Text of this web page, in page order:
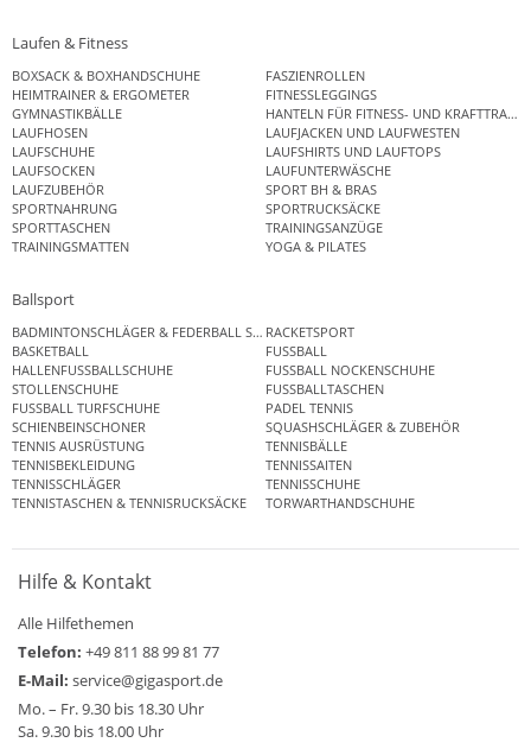
Laufen & Fitness
BOXSACK & BOXHANDSCHUHE
FASZIENROLLEN
HEIMTRAINER & ERGOMETER
FITNESSLEGGINGS
GYMNASTIKBÄLLE
HANTELN FÜR FITNESS- UND
LAUFHOSEN
LAUFJACKEN UND LAUFWESTEN
LAUFSCHUHE
LAUFSHIRTS UND LAUFTOPS
LAUFSOCKEN
LAUFUNTERWÄSCHE
LAUFZUBEHÖR
SPORT BH & BRAS
SPORTNAHRUNG
SPORTRUCKSÄCKE
SPORTTASCHEN
TRAININGSANZÜGE
TRAININGSMATTEN
YOGA & PILATES
Ballsport
BADMINTONSCHLÄGER & FEDERBALL SETSRACKETSPORT
BASKETBALL
FUSSBALL
HALLENFUSSBALLSCHUHE
FUSSBALL NOCKENSCHUHE
STOLLENSCHUHE
FUSSBALLTASCHEN
FUSSBALL TURFSCHUHE
PADEL TENNIS
SCHIENBEINSCHONER
SQUASHSCHLÄGER & ZUBEHÖR
TENNIS AUSRÜSTUNG
TENNISBÄLLE
TENNISBEKLEIDUNG
TENNISSAITEN
TENNISSCHLÄGER
TENNISSCHUHE
TENNISTASCHEN & TENNISRUCKSÄCKE
TORWARTHANDSCHUHE
Hilfe & Kontakt
Alle Hilfethemen
Telefon: +49 811 88 99 81 77
E-Mail: service@gigasport.de
Mo. – Fr. 9.30 bis 18.30 Uhr
Sa. 9.30 bis 18.00 Uhr